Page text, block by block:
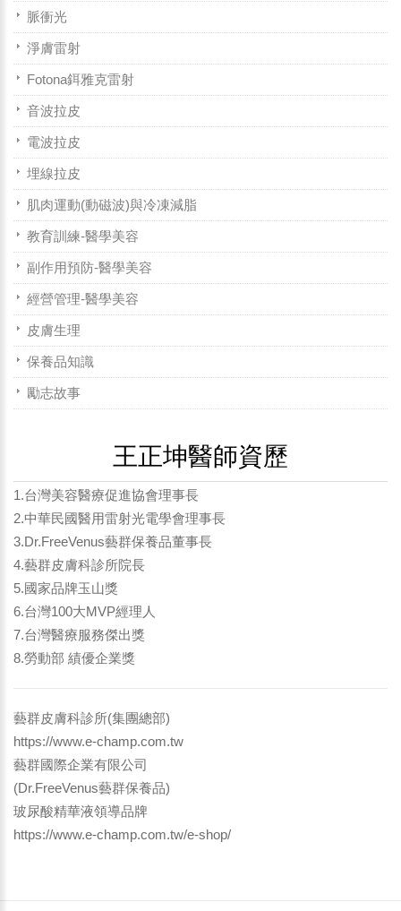
脈衝光
淨膚雷射
Fotona鉺雅克雷射
音波拉皮
電波拉皮
埋線拉皮
肌肉運動(動磁波)與冷凍減脂
教育訓練-醫學美容
副作用預防-醫學美容
經營管理-醫學美容
皮膚生理
保養品知識
勵志故事
王正坤醫師資歷
1.台灣美容醫療促進協會理事長
2.中華民國醫用雷射光電學會理事長
3.Dr.FreeVenus藝群保養品董事長
4.藝群皮膚科診所院長
5.國家品牌玉山獎
6.台灣100大MVP經理人
7.台灣醫療服務傑出獎
8.勞動部 績優企業獎
藝群皮膚科診所(集團總部)
https://www.e-champ.com.tw
藝群國際企業有限公司
(Dr.FreeVenus藝群保養品)
玻尿酸精華液領導品牌
https://www.e-champ.com.tw/e-shop/